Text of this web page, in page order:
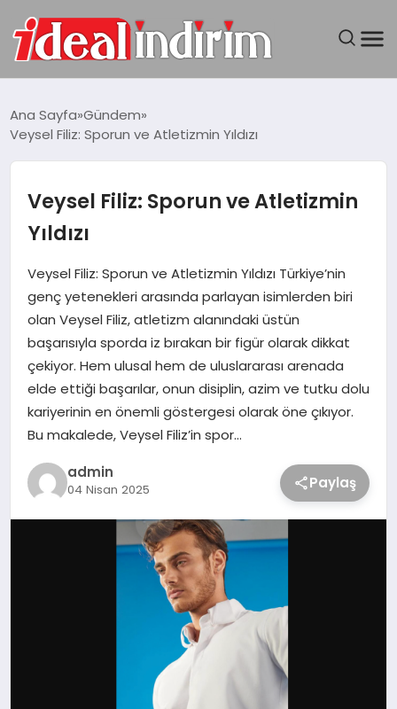
BILGISAYAR
DÜNYA
SEYAHAT
TEKNOLOJI
YAŞAM
Ana Sayfa Gündem
Veysel Filiz: Sporun ve Atletizmin Yıldızı
Veysel Filiz: Sporun ve Atletizmin
Yıldızı
Veysel Filiz: Sporun ve Atletizmin Yıldızı Türkiye’nin
genç yetenekleri arasında parlayan isimlerden biri
olan Veysel Filiz, atletizm alanındaki üstün
başarısıyla sporda iz bırakan bir figür olarak dikkat
çekiyor. Hem ulusal hem de uluslararası arenada
elde ettiği başarılar, onun disiplin, azim ve tutku dolu
kariyerinin en önemli göstergesi olarak öne çıkıyor.
Bu makalede, Veysel Filiz’in spor…
admin
04 Nisan 2025 Paylaş